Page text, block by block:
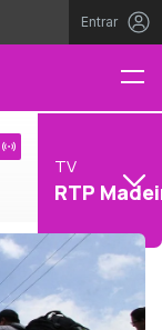
Entrar
TV
RTP